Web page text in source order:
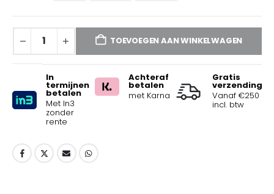
TOEVOEGEN AAN WINKELWAGEN
In
termijnen
betalen
Met In3
zonder
rente
Achteraf
betalen
met Karna
Gratis
verzending
Vanaf €250
incl. btw